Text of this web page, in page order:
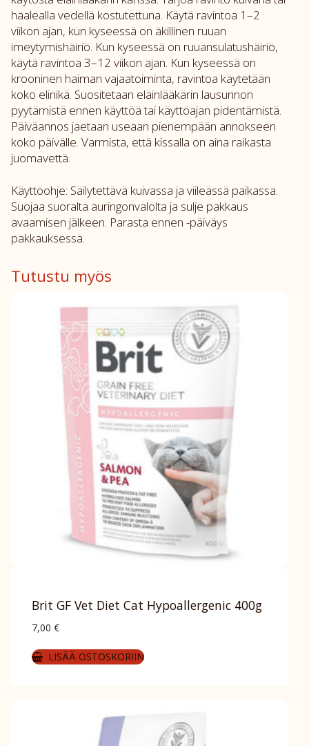
haalealla vedellä kostutettuna. Käytä ravintoa 1–2
viikon ajan, kun kyseessä on äkillinen ruuan
imeytymishäiriö. Kun kyseessä on ruuansulatushäiriö,
käytä ravintoa 3–12 viikon ajan. Kun kyseessä on
krooninen haiman vajaatoiminta, ravintoa käytetään
koko elinikä. Suositetaan eläinlääkärin lausunnon
pyytämistä ennen käyttöä tai käyttöajan pidentämistä.
Päiväannos jaetaan useaan pienempään annokseen
koko päivälle. Varmista, että kissalla on aina raikasta
juomavettä.
Käyttöohje: Säilytettävä kuivassa ja viileässä paikassa.
Suojaa suoralta auringonvalolta ja sulje pakkaus
avaamisen jälkeen. Parasta ennen -päiväys
pakkauksessa.
Tutustu myös
Brit GF Vet Diet Cat Hypoallergenic 400g
7,00 €
LISÄÄ OSTOSKORIIN